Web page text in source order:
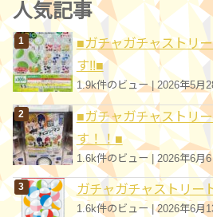
リ
ー
人気記事
■ガチャガチャストリ
す!!■
1.9k件のビュー| 2026年5月
■ガチャガチャストリ
す！！■
1.6k件のビュー| 2026年6月
ガチャガチャストリー
1.6k件のビュー|2026年6月